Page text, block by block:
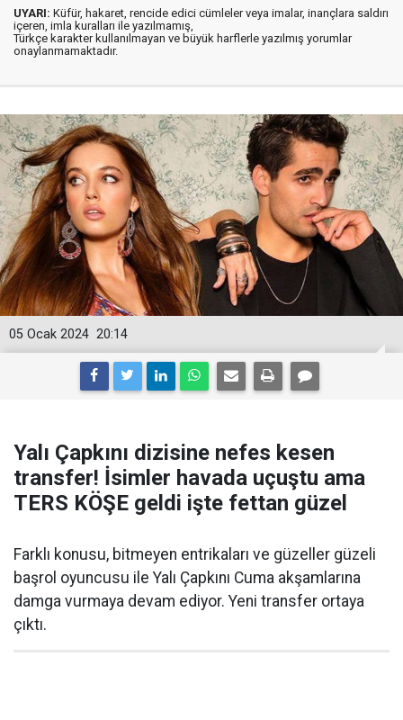
UYARI: Küfür, hakaret, rencide edici cümleler veya imalar, inançlara saldırı
içeren, imla kuralları ile yazılmamış,
Türkçe karakter kullanılmayan ve büyük harflerle yazılmış yorumlar
onaylanmamaktadır.
20:14
05 Ocak 2024
Yalı Çapkını dizisine nefes kesen
transfer! İsimler havada uçuştu ama
TERS KÖŞE geldi işte fettan güzel
Farklı konusu, bitmeyen entrikaları ve güzeller güzeli
başrol oyuncusu ile Yalı Çapkını Cuma akşamlarına
damga vurmaya devam ediyor. Yeni transfer ortaya
çıktı.